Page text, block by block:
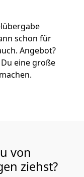
schon für
Angebot?
eine große
von
ziehst?